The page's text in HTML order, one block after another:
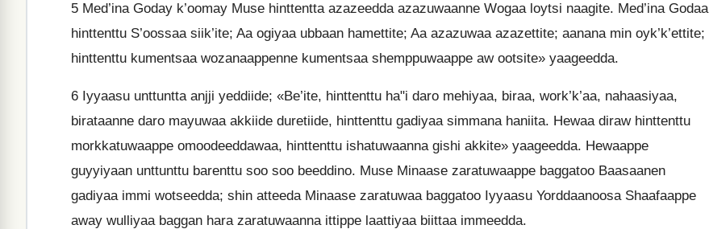
5 Med’ina Goday k’oomay Muse hinttentta azazeedda azazuwaanne Wogaa loytsi naagite. Med’ina Godaa
hinttenttu S’oossaa siik’ite; Aa ogiyaa ubbaan hamettite; Aa azazuwaa azazettite; aanana min oyk’k’ettite;
hinttenttu kumentsaa wozanaappenne kumentsaa shemppuwaappe aw ootsite» yaageedda.
6 Iyyaasu unttuntta anjji yeddiide; «Be’ite, hinttenttu ha"i daro mehiyaa, biraa, work’k’aa, nahaasiyaa,
birataanne daro mayuwaa akkiide duretiide, hinttenttu gadiyaa simmana haniita. Hewaa diraw hinttenttu
morkkatuwaappe omoodeeddawaa, hinttenttu ishatuwaanna gishi akkite» yaageedda. Hewaappe
guyyiyaan unttunttu barenttu soo soo beeddino. Muse Minaase zaratuwaappe baggatoo Baasaanen
gadiyaa immi wotseedda; shin atteeda Minaase zaratuwaa baggatoo Iyyaasu Yorddaanoosa Shaafaappe
away wulliyaa baggan hara zaratuwaanna ittippe laattiyaa biittaa immeedda.